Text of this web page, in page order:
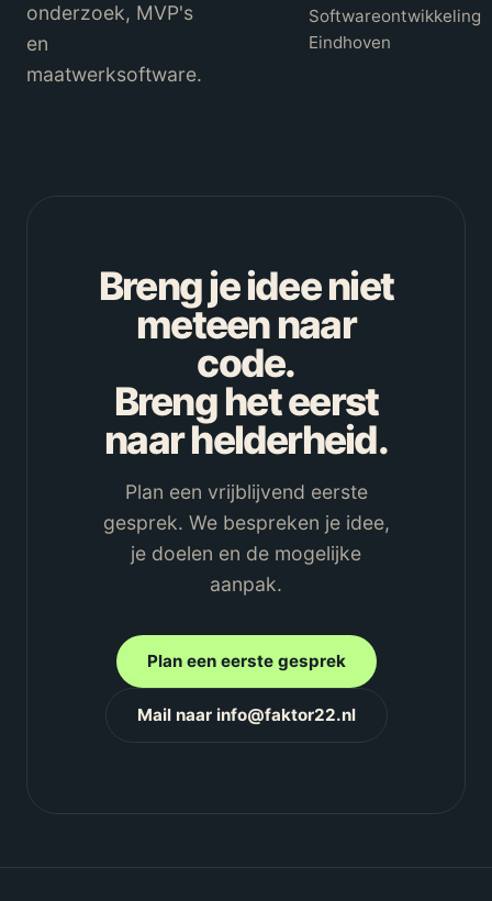
onderzoek, MVP's
en
maatwerksoftware.
Softwareontwikkeling
Eindhoven
Breng je idee niet
meteen naar
code.
Breng het eerst
naar helderheid.
Plan een vrijblijvend eerste
gesprek. We bespreken je idee,
je doelen en de mogelijke
aanpak.
Plan een eerste gesprek
Mail naar info@faktor22.nl